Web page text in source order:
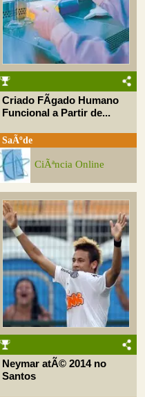
Criado FÃ­gado Humano
Funcional a Partir de...
SaÃºde
CiÃªncia Online
Neymar atÃ© 2014 no
Santos